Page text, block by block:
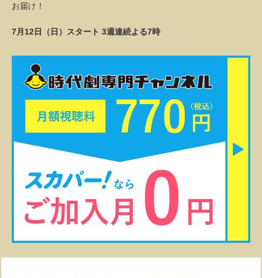
お届け！
7月12日（日）スタート 3週連続よる7時